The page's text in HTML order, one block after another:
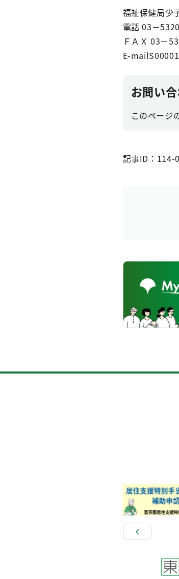
福祉保健局少
電話 03－
ＦＡＸ 03－
E-
お問い
このページ
記事ID：